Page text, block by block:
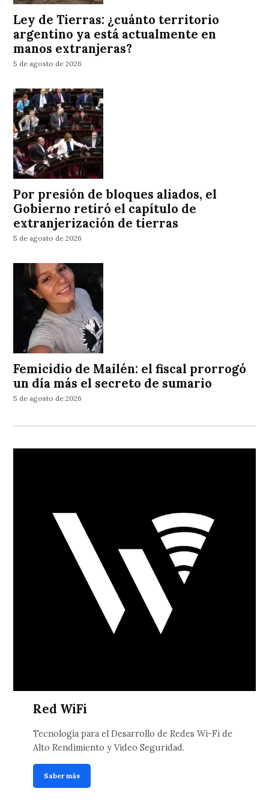
Ley de Tierras: ¿cuánto territorio
argentino ya está actualmente en
manos extranjeras?
5 de agosto de 2026
Por presión de bloques aliados, el
Gobierno retiró el capítulo de
extranjerización de tierras
5 de agosto de 2026
Femicidio de Mailén: el fiscal prorrogó
un día más el secreto de sumario
5 de agosto de 2026
Red WiFi
Tecnología para el Desarrollo de Redes Wi-Fi de
Alto Rendimiento y Video Seguridad.
Saber más